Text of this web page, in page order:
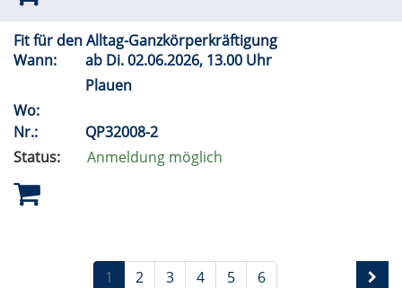
Fit für den Alltag-Ganzkörperkräftigung
Wann:
ab Di.02.06.2026, 13.00 Uhr
Plauen
Wo:
Nr.:
QP32008-2
Status:
Anmeldung möglich
1 2 3 4 5 6